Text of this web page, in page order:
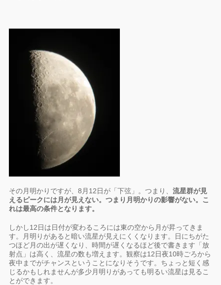
その月明かりですが、8月12日が「下弦」。つまり、流星群が見
えるピークには月が見えない。つまり月明かりの影響がない。こ
れは最高の条件となります。
しかし12日は日付が変わるころには東の空から月が昇ってきま
す。月明りがあると暗い流星が見えにくくなります。日にちがた
つほど月の出が遅くなり、時間が遅くなるほど後で書きます「放
射点」は高く、流星の数も増えます。観察は12日夜10時ごろから
夜中までがチャンスということになりそうです。ちょっと短く感
じるかもしれませんが多少月明りがあっても明るい流星は見るこ
とができます。